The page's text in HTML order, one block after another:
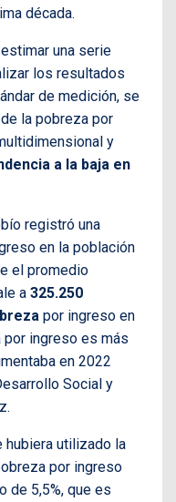
década.
una serie
los resultados
de medición, se
la pobreza por
y
a la baja en
registró una
en la población
el promedio
a 325.250
por ingreso en
por ingreso es más
en 2022
Social y
hubiera utilizado la
por ingreso
de 5,5%, que es